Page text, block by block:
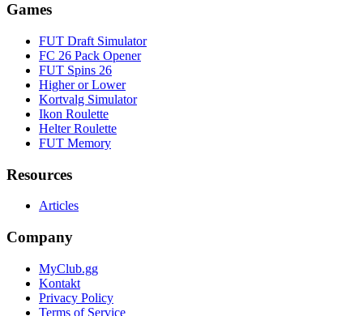
Games
FUT Draft Simulator
FC 26 Pack Opener
FUT Spins 26
Higher or Lower
Kortvalg Simulator
Ikon Roulette
Helter Roulette
FUT Memory
Resources
Articles
Company
MyClub.gg
Kontakt
Privacy Policy
Terms of Service